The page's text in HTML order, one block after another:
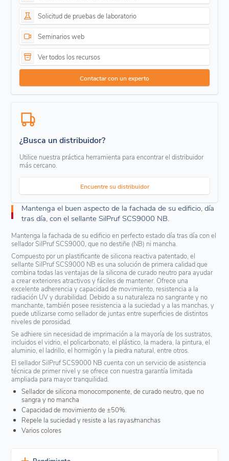
Solicitud de pruebas de laboratorio
Seminarios web
Ver todos los recursos
Contactar con un experto
¿Busca un distribuidor?
Utilice nuestra práctica herramienta para encontrar el distribuidor
más cercano.
Encuentre su distribuidor
Mantenga el buen aspecto de la fachada de su edificio, día
tras día, con el sellante SilPruf SCS9000 NB.
Mantenga la fachada de su edificio en perfecto estado día tras día con el
sellador SilPruf SCS9000, que no destiñe (NB) ni mancha.
Compuesto por un plastificante de silicona reactiva patentado, el
sellante SilPruf SCS9000 NB es una solución de primera calidad que
combina todas las ventajas de la silicona de curado neutro para ayudar
a crear exteriores atractivos y fáciles de mantener. Ofrece una
excelente adherencia y capacidad de movimiento, resistencia a la
radiación UV y durabilidad. Debido a su naturaleza no sangrante y no
manchante, también posee resistencia a la suciedad y a las manchas, y
puede utilizarse como sellador de juntas entre superficies de distintos
niveles de porosidad.
Se adhiere sin necesidad de imprimación a la mayoría de los sustratos,
incluidos el vidrio, el policarbonato, el plástico, la madera, la pintura, el
aluminio, el ladrillo, el hormigón y la piedra natural, entre otros.
El sellador SilPruf SCS9000 NB cuenta con un servicio de asistencia
técnica de primer nivel y se ofrece con nuestra garantía limitada
ampliada para mayor tranquilidad.
Sellador de silicona monocomponente, de curado neutro, que no
sangra y no mancha
Capacidad de movimiento de ±50%.
Repele la suciedad y resiste a las rayas/manchas
Varios colores